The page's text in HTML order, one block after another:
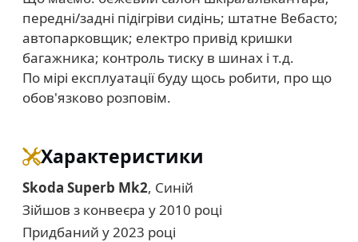
передні/задні підігріви сидінь; штатне Вебасто;
автопарковщик; електро привід кришки
багажника; контроль тиску в шинах і т.д.
По мірі експлуатації буду щось робити, про що
обов'язково розповім.
Характеристики
Skoda Superb Mk2, Синій
Зійшов з конвеєра у 2010 році
Придбаний у 2023 році